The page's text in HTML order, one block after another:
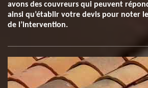
avons des couvreurs qui peuvent
ainsi qu’établir votre devis pour noter
de l’intervention.